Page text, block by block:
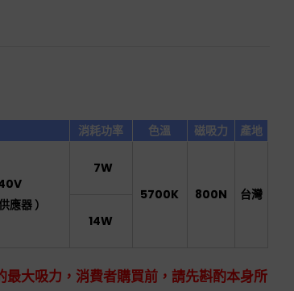
消耗功率 色溫 磁吸力
產地
應器 ）
7W
5700K
800N 台灣
14W
大吸力，消費者購買前，請先斟酌本身所